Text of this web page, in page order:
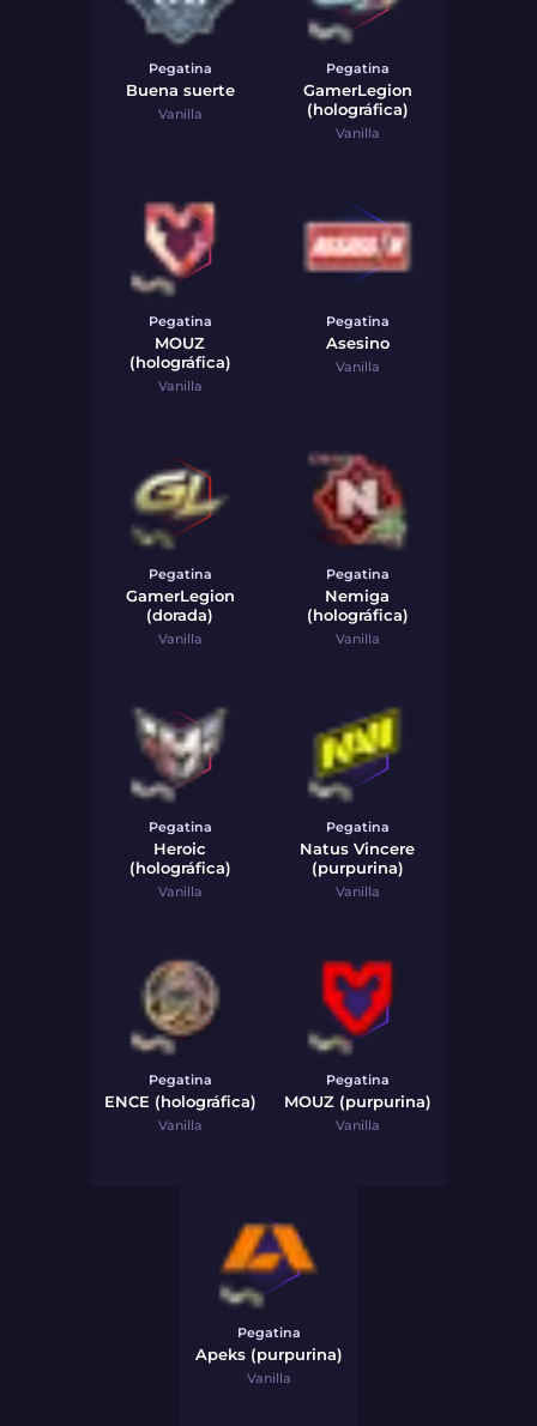
Pegatina
Buena suerte
Vanilla
Pegatina
GamerLegion
(holográfica)
Vanilla
Pegatina
MOUZ
(holográfica)
Vanilla
Pegatina
Asesino
Vanilla
Pegatina
GamerLegion
(dorada)
Vanilla
Pegatina
Nemiga
(holográfica)
Vanilla
Pegatina
Heroic
(holográfica)
Vanilla
Pegatina
Natus Vincere
(purpurina)
Vanilla
Pegatina
ENCE (holográfica)
Vanilla
Pegatina
MOUZ (purpurina)
Vanilla
Pegatina
Apeks (purpurina)
Vanilla